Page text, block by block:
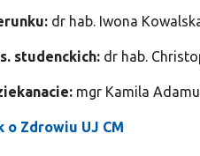
dr hab. Iwona
studenckich: dr hab.
mgr Kamila
o Zdrowiu UJ CM